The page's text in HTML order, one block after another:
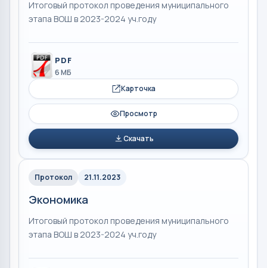
Итоговый протокол проведения муниципального
этапа ВОШ в 2023-2024 уч.году
PDF
6 МБ
Карточка
Просмотр
Скачать
Протокол 21.11.2023
Экономика
Итоговый протокол проведения муниципального
этапа ВОШ в 2023-2024 уч.году